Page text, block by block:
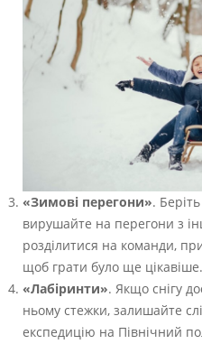
«Зимові перегони».
вирушайте на перегони з
розділитися на команди,
щоб грати було ще цікавіше.
«Лабіринти». Якщо снігу
ньому стежки, залишайте
експедицію на Північний